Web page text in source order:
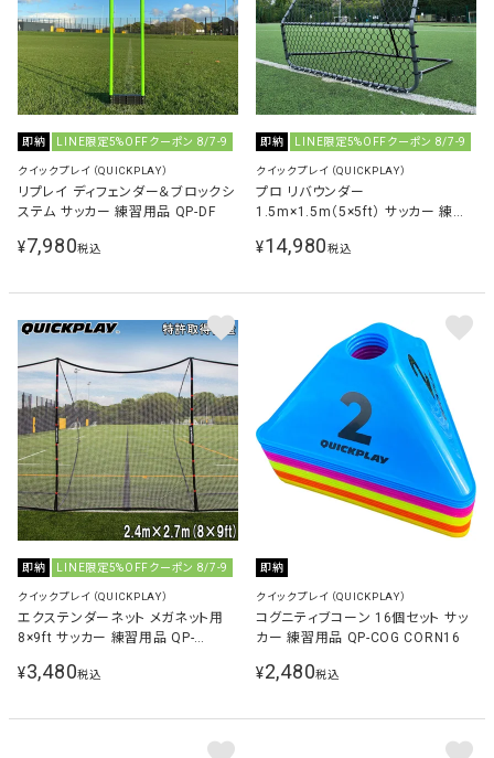
即納 LINE限定5%OFFクーポン 8/7-9
クイックプレイ（QUICKPLAY）
リプレイ ディフェンダー＆ブロックシ
ステム サッカー 練習用品 QP-DF
¥7,980税込
即納 LINE限定5%OFFクーポン 8/7-9
クイックプレイ（QUICKPLAY）
プロ リバウンダー
1.5m×1.5m（5×5ft） サッカー 練習
¥14,980税込
即納 LINE限定5%OFFクーポン 8/7-9
クイックプレイ（QUICKPLAY）
エクステンダーネット メガネット用
8×9ft サッカー 練習用品 QP-
¥3,480税込
即納
クイックプレイ（QUICKPLAY）
コグニティブコーン 16個セット サッ
カー 練習用品 QP-COG CORN16
¥2,480税込